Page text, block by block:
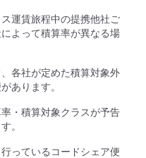
運賃旅程中の提携他社ご
よって積算率が異なる場
各社が定めた積算対象外
あります。
・積算対象クラスが予告
。
っているコードシェア便